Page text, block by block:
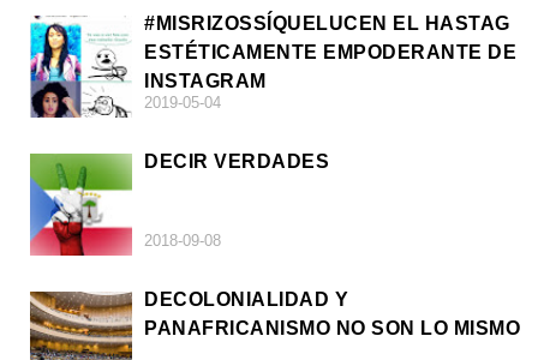
#MISRIZOSSÍQUELUCEN EL HASTAG
ESTÉTICAMENTE EMPODERANTE DE
INSTAGRAM
2019-05-04
DECIR VERDADES
2018-09-08
DECOLONIALIDAD Y
PANAFRICANISMO NO SON LO MISMO